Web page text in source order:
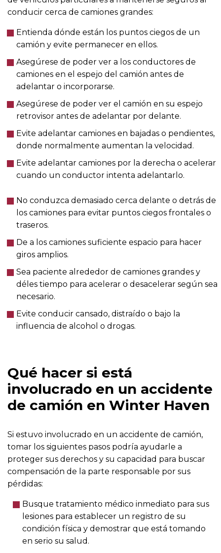
conducir cerca de camiones grandes:
Entienda dónde están los puntos ciegos de un
camión y evite permanecer en ellos.
Asegúrese de poder ver a los conductores de
camiones en el espejo del camión antes de
adelantar o incorporarse.
Asegúrese de poder ver el camión en su espejo
retrovisor antes de adelantar por delante.
Evite adelantar camiones en bajadas o pendientes,
donde normalmente aumentan la velocidad.
Evite adelantar camiones por la derecha o acelerar
cuando un conductor intenta adelantarlo.
No conduzca demasiado cerca delante o detrás de
los camiones para evitar puntos ciegos frontales o
traseros.
De a los camiones suficiente espacio para hacer
giros amplios.
Sea paciente alrededor de camiones grandes y
déles tiempo para acelerar o desacelerar según sea
necesario.
Evite conducir cansado, distraído o bajo la
influencia de alcohol o drogas.
Qué hacer si está
involucrado en un accidente
de camión en Winter Haven
Si estuvo involucrado en un accidente de camión,
tomar los siguientes pasos podría ayudarle a
proteger sus derechos y su capacidad para buscar
compensación de la parte responsable por sus
pérdidas:
Busque tratamiento médico inmediato para sus
lesiones para establecer un registro de su
condición física y demostrar que está tomando
en serio su salud.